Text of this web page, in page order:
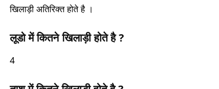
खिलाड़ी अतिरिक्त होते है ।
लूडो में कितने खिलाड़ी होते है ?
4